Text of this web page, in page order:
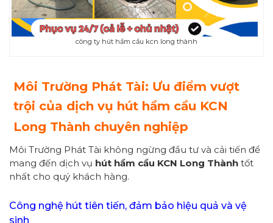
công ty hút hầm cầu kcn long thành
Môi Trường Phát Tài: Ưu điểm vượt
trội của dịch vụ hút hầm cầu KCN
Long Thành chuyên nghiệp
Môi Trường Phát Tài không ngừng đầu tư và cải tiến để
mang đến dịch vụ hút hầm cầu KCN Long Thành tốt
nhất cho quý khách hàng.
Công nghệ hút tiên tiến, đảm bảo hiệu quả và vệ
sinh